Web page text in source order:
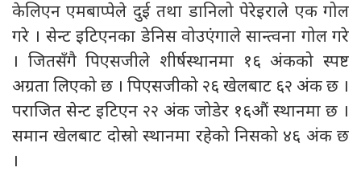
केलिएन एमबाप्पेले दुई तथा डानिलो पेरेइराले एक गोल
गरे । सेन्ट इटिएनका डेनिस वोउएंगाले सान्त्वना गोल गरे
। जितसँगै पिएसजीले शीर्षस्थानमा १६ अंकको स्पष्ट
अग्रता लिएको छ । पिएसजीको २६ खेलबाट ६२ अंक छ ।
पराजित सेन्ट इटिएन २२ अंक जोडेर १६औं स्थानमा छ ।
समान खेलबाट दोस्रो स्थानमा रहेको निसको ४६ अंक छ
।